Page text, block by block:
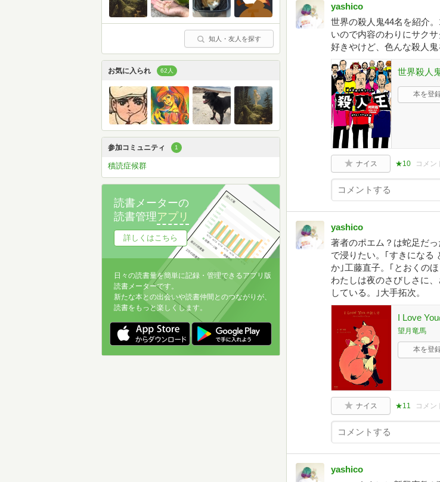
yashico
世界の殺人鬼44名を紹介
いので内容のわりにサク
好きやけど、色んな殺人
世界殺人
本を登
ナイス ★10 コメン
yashico
著者のポエム？は蛇足だ
で浸りたい。｢すきになる
か｣工藤直子。｢とおくの
わたしは夜のさびしさに
している。｣大手拓次。
I Love
望月竜馬
本を登
ナイス ★11 コメン
yashico
知人・友人を探す
お気に入られ 62人
参加コミュニティ 1
積読症候群
読書メーターの
読書管理アプリ
詳しくはこちら
日々の読書量を簡単に記録・管理できるアプリ版
読書メーターです。
新たな本との出会いや読書仲間とのつながりが、
読書をもっと楽しくします。